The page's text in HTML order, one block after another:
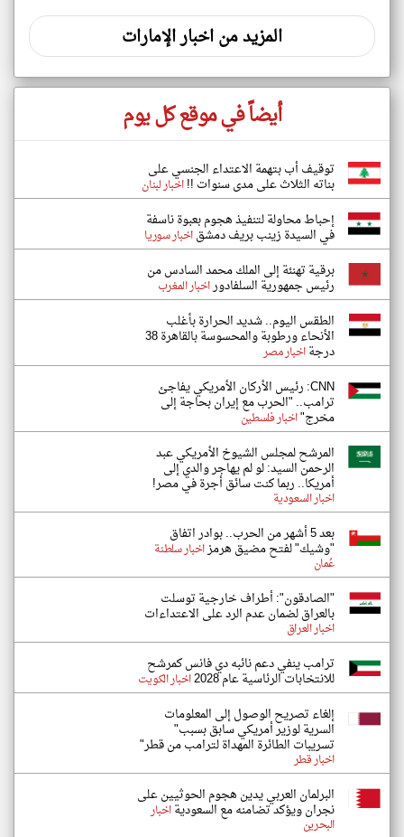
المزيد من اخبار الإمارات
أيضاً في موقع كل يوم
توقيف أب بتهمة الاعتداء الجنسي على
بناته الثلاث على مدى سنوات !!اخبار لبنان
إحباط محاولة لتنفيذ هجوم بعبوة ناسفة
في السيدة زينب بريف دمشقاخبار سوريا
برقية تهنئة إلى الملك محمد السادس من
رئيس جمهورية السلفادوراخبار المغرب
الطقس اليوم.. شديد الحرارة بأغلب
الأنحاء ورطوبة والمحسوسة بالقاهرة 38
درجةاخبار مصر
CNN: رئيس الأركان الأمريكي يفاجئ
ترامب.. "الحرب مع إيران بحاجة إلى
مخرج"اخبار فلسطين
المرشح لمجلس الشيوخ الأمريكي عبد
الرحمن السيد: لو لم يهاجر والدي إلى
أمريكا.. ربما كنت سائق أجرة في مصر!
اخبار السعودية
بعد 5 أشهر من الحرب.. بوادر اتفاق
"وشيك" لفتح مضيق هرمزاخبار سلطنة
عُمان
"الصادقون": أطراف خارجية توسلت
بالعراق لضمان عدم الرد على الاعتداءات
اخبار العراق
ترامب ينفي دعم نائبه دي فانس كمرشح
للانتخابات الرئاسية عام 2028 اخبار الكويت
إلغاء تصريح الوصول إلى المعلومات
السرية لوزير أمريكي سابق بسبب"
تسريبات الطائرة المهداة لترامب من قطر"
اخبار قطر
البرلمان العربي يدين هجوم الحوثيين على
نجران ويؤكد تضامنه مع السعوديةاخبار
البحرين